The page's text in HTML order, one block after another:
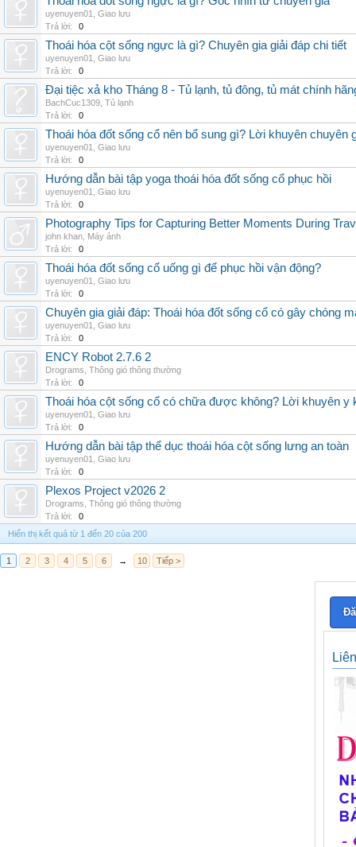
uyenuyen01
Giao lưu
Trả lời:
0
Thoái hóa cột sống ngực là gì? Chuyên gia giải đáp chi tiết
uyenuyen01
Giao lưu
Trả lời:
0
Đại tiệc xả kho Tháng 8 - Tủ lạnh, tủ đông, tủ mát chính
BachCuc1309 Tủ lạnh
Trả lời:
0
Thoái hóa đốt sống cổ nên bổ sung gì? Lời khuyên chuyên
uyenuyen01
Giao lưu
Trả lời:
0
Hướng dẫn bài tập yoga thoái hóa đốt sống cổ phục hồi
uyenuyen01
Giao lưu
Trả lời:
0
Photography Tips for Capturing Better Moments During
john khan Máy ảnh
Trả lời:
0
Thoái hóa đốt sống cổ uống gì để phục hồi vận động?
uyenuyen01
Giao lưu
Trả lời:
0
Chuyên gia giải đáp: Thoái hóa đốt sống cổ có gây chóng
uyenuyen01
Giao lưu
Trả lời:
0
ENCY Robot 2.7.6 2
Drograms Thông gió thông thường
Trả lời:
0
Thoái hóa cột sống cổ có chữa được không? Lời khuyên y
uyenuyen01
Giao lưu
Trả lời:
0
Hướng dẫn bài tập thể dục thoái hóa cột sống lưng an toàn
uyenuyen01
Giao lưu
Trả lời:
0
Plexos Project v2026 2
Drograms Thông gió thông thường
Trả lời:
0
Hiển thị kết quả từ 1 đến 20 của 200
1 2 3 4 5 6 → 10 Tiếp >